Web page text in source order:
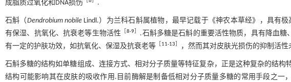
成脂质过氧化和DNA损伤
.
石斛（Dendrobium nobileLindl.）为兰科石斛属植物，最早记载于《神农本草经》，具有极
有保湿、抗氧化、抗衰老等生物活性 ［8-9 .石斛多糖是石斛的重要活性物质，具有降血糖
有一定的护肤功效，如抗氧化、保湿及抗衰老等
11-13 ，然而其对皮肤光损伤的抑制活性
石斛多糖的结构如单糖组成、连接方式、相对分子质量等特征复杂，正是这种复杂的结
结构可能影响其在皮肤的吸收作用.目前酶解是制备低相对分子质量多糖的常用手段之一